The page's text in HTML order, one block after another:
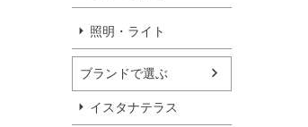
照明・ライト
ブランドで選ぶ
イスタナテラス